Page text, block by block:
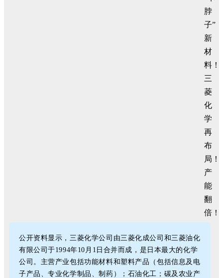
公开资料显示，三菱化学公司由三菱化成公司和三菱油化
有限公司于1994年10月1日合并而成，是日本最大的化学
公司。主营产业包括功能材料和塑料产品（包括信息及电
子产品、专业化学制品、制药）；石油化工；碳及农业产